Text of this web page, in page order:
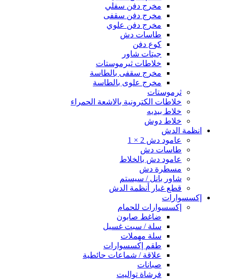
مخرج دفن سفلي
مخرج دفن سقفى
مخرج دفن علوي
طاسات دش
كوع دفن
جيتات شاور
خلاطات ثيرموستات
مخرج سقفى بالطاسة
مخرج علوى بالطاسة
ثرموستات
خلاطات الكترونية بالاشعة الحمراء
خلاط بيديه
خلاط دوش
انظمة الدش
عامود دش 2 × 1
طاسات دش
عامود دش بالخلاط
مسطرة دش
شاور بانل / سيستم
قطع غيار أنظمة الدش
إكسسوارات
إكسسوارات للحمام
ضاغط صابون
سلة / سبت غسيل
سلة مهملات
طقم إكسسوارات
علاقة / شماعات حائطية
صبانات
فرشاة تواليت